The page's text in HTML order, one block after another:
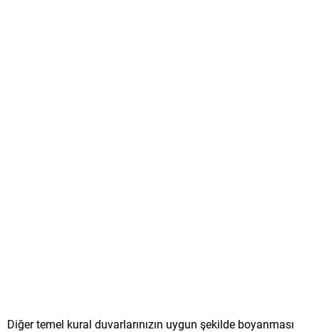
Diğer temel kural duvarlarınızın uygun şekilde boyanması